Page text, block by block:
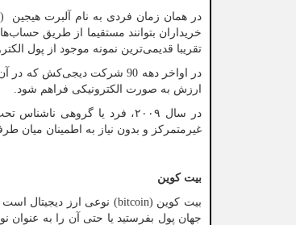
در همان زمان فردی به نام آلبرت هیجین
خریداران بتوانند مستقیما از طریق
تقریبا قدیمی‌ترین نمونه موجود از پول
در اواخر دهه 90 شرکت
ارزش به صورت الکترونیکی فراهم شود.
در سال ۲۰۰۹، فرد یا گروهی
غیرمتمرکز و بدون نیاز به اطمینان میان
بیت کوین
بیت کوین (bitcoin) نوعی ارز دیجیتال
جهان پول بفرستید یا حتی آن را به